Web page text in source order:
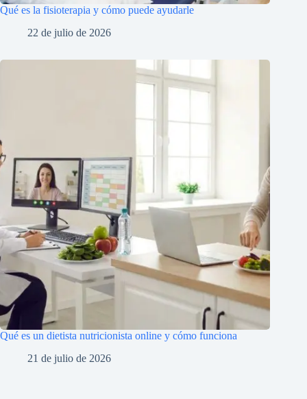
Qué es la fisioterapia y cómo puede ayudarle
22 de julio de 2026
Qué es un dietista nutricionista online y cómo funciona
21 de julio de 2026